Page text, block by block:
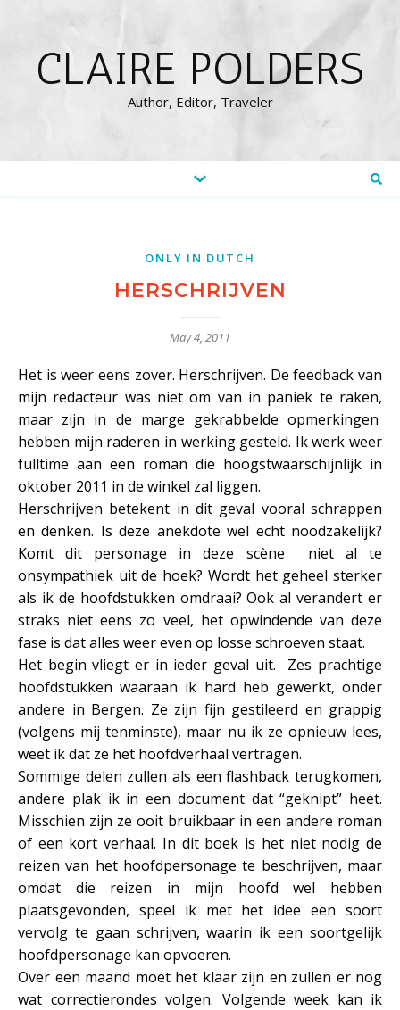
CLAIRE POLDERS
Author, Editor, Traveler
ONLY IN DUTCH
HERSCHRIJVEN
May 4, 2011
Het is weer eens zover. Herschrijven. De feedback van
mijn redacteur was niet om van in paniek te raken,
maar zijn in de marge gekrabbelde opmerkingen
hebben mijn raderen in werking gesteld. Ik werk weer
fulltime aan een roman die hoogstwaarschijnlijk in
oktober 2011 in de winkel zal liggen.
Herschrijven betekent in dit geval vooral schrappen
en denken. Is deze anekdote wel echt noodzakelijk?
Komt dit personage in deze scène niet al te
onsympathiek uit de hoek? Wordt het geheel sterker
als ik de hoofdstukken omdraai? Ook al verandert er
straks niet eens zo veel, het opwindende van deze
fase is dat alles weer even op losse schroeven staat.
Het begin vliegt er in ieder geval uit. Zes prachtige
hoofdstukken waaraan ik hard heb gewerkt, onder
andere in Bergen. Ze zijn fijn gestileerd en grappig
(volgens mij tenminste), maar nu ik ze opnieuw lees,
weet ik dat ze het hoofdverhaal vertragen.
Sommige delen zullen als een flashback terugkomen,
andere plak ik in een document dat “geknipt” heet.
Misschien zijn ze ooit bruikbaar in een andere roman
of een kort verhaal. In dit boek is het niet nodig de
reizen van het hoofdpersonage te beschrijven, maar
omdat die reizen in mijn hoofd wel hebben
plaatsgevonden, speel ik met het idee een soort
vervolg te gaan schrijven, waarin ik een soortgelijk
hoofdpersonage kan opvoeren.
Over een maand moet het klaar zijn en zullen er nog
wat correctierondes volgen. Volgende week kan ik